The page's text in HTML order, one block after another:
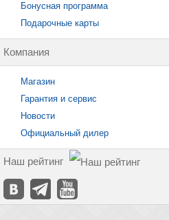
Бонусная программа
Подарочные карты
Компания
Магазин
Гарантия и сервис
Новости
Официальный дилер
Наш рейтинг